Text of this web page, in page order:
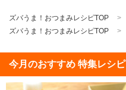
ズバうま！おつまみレシピTOP
ズバうま！おつまみレシピTOP
今月のおすすめ 特集レシピ